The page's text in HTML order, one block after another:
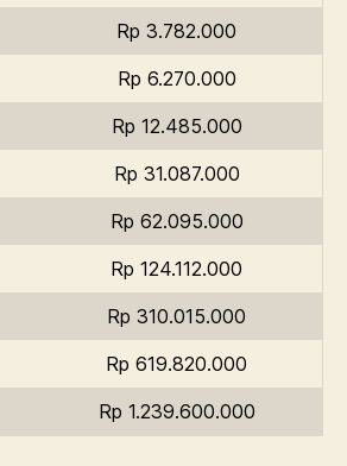
Rp 3.782.000
Rp 6.270.000
Rp 12.485.000
Rp 31.087.000
Rp 62.095.000
Rp 124.112.000
Rp 310.015.000
Rp 619.820.000
Rp 1.239.600.000